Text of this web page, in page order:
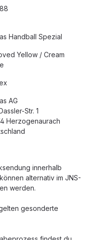
Handball Spezial
Yellow / Cream
AG
Str. 1
Herzogenaurach
innerhalb
alternativ im JNS-
werden.
gesonderte